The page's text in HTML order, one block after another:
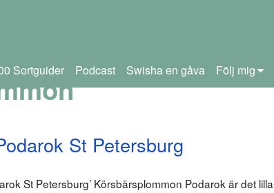
Sortguider Podcast Swisha en gåva Följ mig
St Petersburg
St Petersburg’ Körsbärsplommon Podarok är det lilla